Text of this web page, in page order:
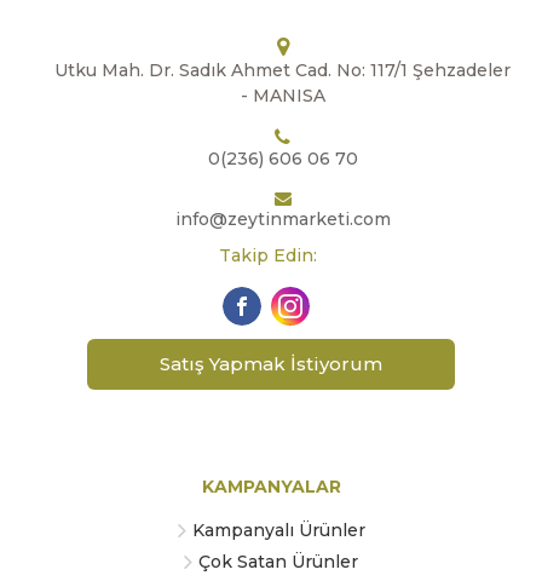
Utku Mah. Dr. Sadık Ahmet Cad. No: 117/1 Şehzadeler
- MANISA
0(236) 606 06 70
info@zeytinmarketi.com
Takip Edin:
Satış Yapmak İstiyorum
KAMPANYALAR
Kampanyalı Ürünler
Çok Satan Ürünler